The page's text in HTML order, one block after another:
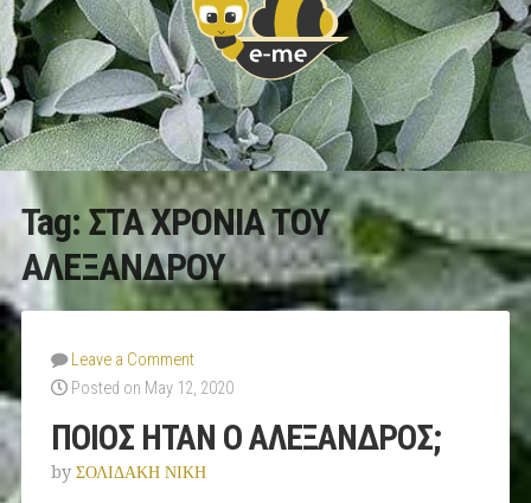
Tag: ΣΤΑ ΧΡΟΝΙΑ ΤΟΥ
ΑΛΕΞΑΝΔΡΟΥ
Leave a Comment
Posted on May 12, 2020
ΠΟΙΟΣ ΗΤΑΝ Ο ΑΛΕΞΑΝΔΡΟΣ;
by ΣΟΛΙΔΑΚΗ ΝΙΚΗ